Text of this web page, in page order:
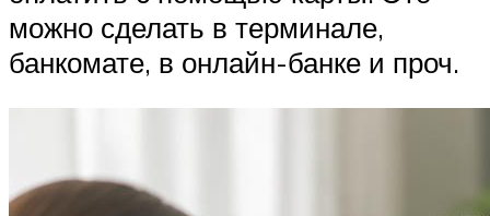
можно сделать в терминале,
банкомате, в онлайн-банке и проч.